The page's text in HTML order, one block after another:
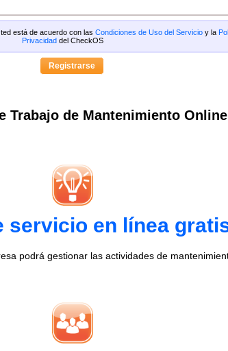
está de acuerdo con lasCondiciones de Uso del Servicio y la
Privacidad del CheckOS
Trabajo de Mantenimiento
servicio en línea
podrá gestionar las actividades de